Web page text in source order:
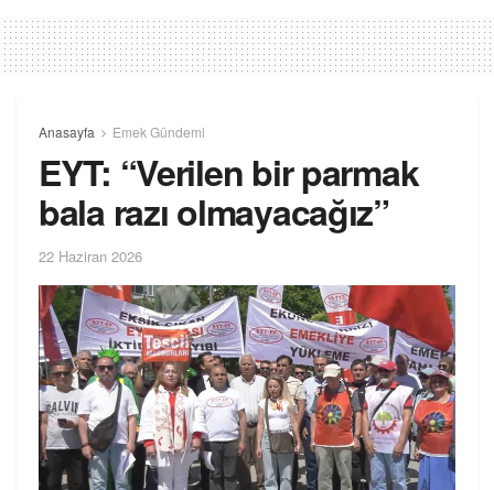
Anasayfa Emek Gündemi
EYT: “Verilen bir parmak
bala razı olmayacağız”
22 Haziran 2026